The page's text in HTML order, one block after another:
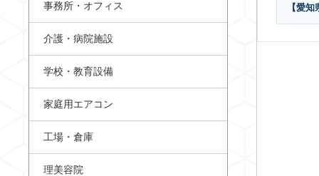
【愛
事務所・オフィス
介護・病院施設
学校・教育設備
家庭用エアコン
工場・倉庫
理美容院